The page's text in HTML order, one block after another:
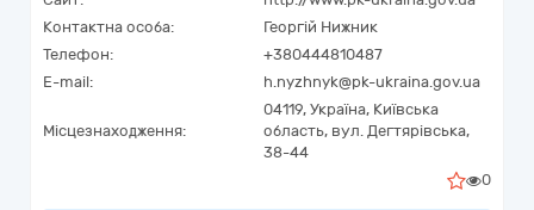
Контактна особа:
Георгій Нижник
Телефон:
+380444810487
E-mail:
h.nyzhnyk@pk-ukraina.gov.ua
Місцезнаходження:
04119, Україна, Київська
область, вул. Дегтярівська,
38-44
0